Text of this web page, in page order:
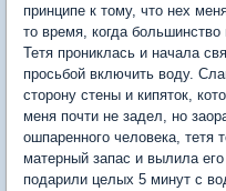
принципе к тому, что нех
то время, когда
Тетя прониклась и начала
просьбой включить воду.
сторону стены и кипяток,
меня почти не задел, но
ошпаренного человека, тетя
матерный запас и вылила
подарили целых 5 минут с